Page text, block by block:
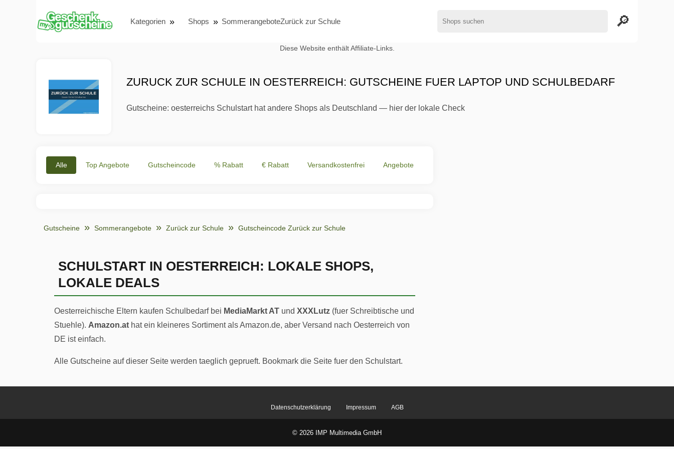
Kategorien Shops SommerangeboteZurück zur Schule
Diese Website enthält Affiliate-Links.
ZURUCK ZUR SCHULE IN OESTERREICH: GUTSCHEINE FUER LAPTOP UND SCHULBEDARF
Gutscheine: oesterreichs Schulstart hat andere Shops als Deutschland — hier der lokale Check
Alle Top Angebote Gutscheincode % Rabatt € Rabatt Versandkostenfrei Angebote
Gutscheine Sommerangebote Zurück zur Schule Gutscheincode Zurück zur Schule
SCHULSTART IN OESTERREICH: LOKALE SHOPS,
LOKALE DEALS
Oesterreichische Eltern kaufen Schulbedarf bei MediaMarkt AT und XXXLutz (fuer Schreibtische und
Stuehle). Amazon.at hat ein kleineres Sortiment als Amazon.de, aber Versand nach Oesterreich von
DE ist einfach.
Alle Gutscheine auf dieser Seite werden taeglich geprueft. Bookmark die Seite fuer den Schulstart.
Datenschutzerklärung Impressum AGB
© 2026 IMP Multimedia GmbH